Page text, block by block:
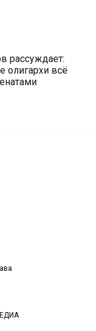
рассуждает:
олигархи всё